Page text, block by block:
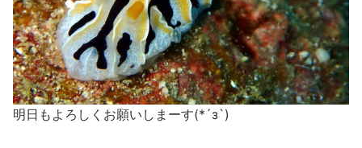
明日もよろしくお願いしまーす(*´з`)